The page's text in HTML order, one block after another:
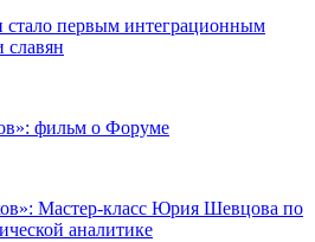
первым интеграционным
славян
фильм о Форуме
Мастер-класс Юрия Шевцова по
аналитике